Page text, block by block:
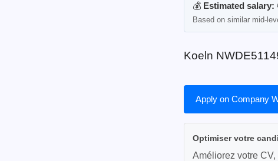
💰 Estimated salary:
Based on similar mid-
Koeln
Apply on Company
Optimiser votre
Améliorez votre